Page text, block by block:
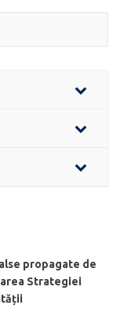
propagate de
Strategiei